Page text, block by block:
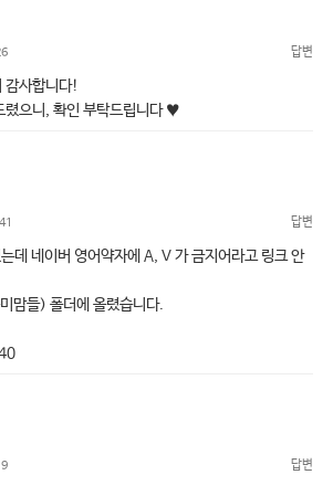
답변
감사합니다!
렸으니, 확인 부탁드립니다 ♥
답변
데 네이버 영어약자에 A, V 가 금지어라고 링크 안
맘들) 폴더에 올렸습니다.
답변